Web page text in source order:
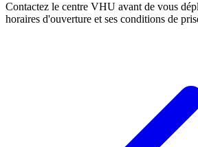
Contactez le centre VHU avant de vous
horaires d'ouverture et ses conditions de